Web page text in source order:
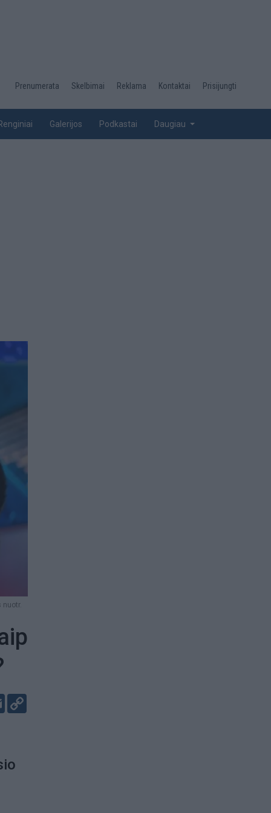
Desktop
top
Prenumerata Skelbimai Reklama Kontaktai Prisijungti
Galerijos Podkastai Daugiau
nuotr.
Email